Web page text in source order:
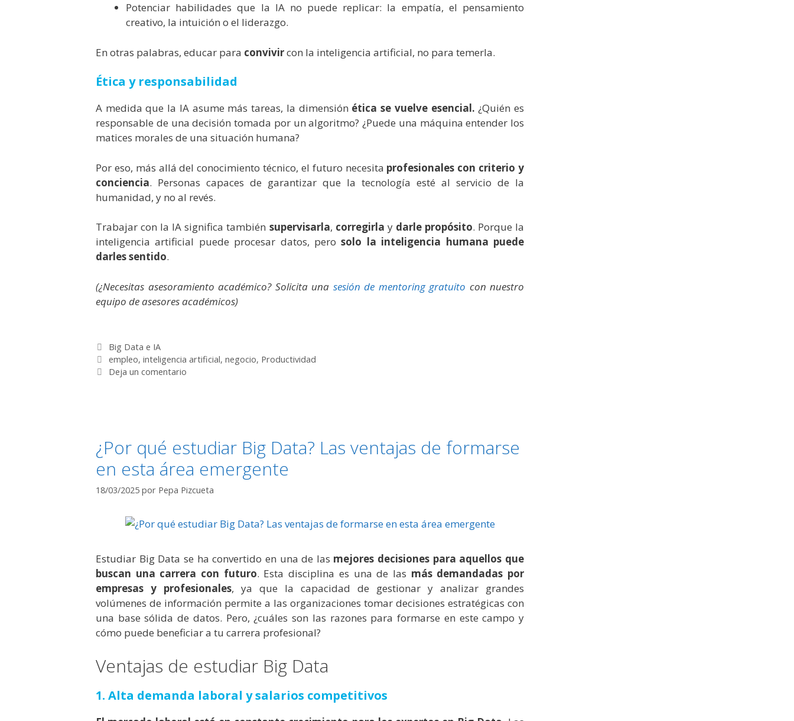
Potenciar habilidades que la IA no puede replicar: la empatía, el pensamiento
creativo, la intuición o el liderazgo.
En otras palabras, educar para convivircon la inteligencia artificial, no para temerla.
Ética y responsabilidad
A medida que la IA asume más tareas, la dimensión ética se vuelve esencial. ¿Quién es
responsable de una decisión tomada por un algoritmo? ¿Puede una máquina entender los
matices morales de una situación humana?
Por eso, más allá del conocimiento técnico, el futuro necesita profesionales con criterio y
conciencia. Personas capaces de garantizar que la tecnología esté al servicio de la
humanidad, y no al revés.
Trabajar con la IA significa también supervisarla, corregirla y darle propósito. Porque la
inteligencia artificial puede procesar datos, perosolo la inteligencia humana puede
darles sentido.
(¿Necesitas asesoramiento académico? Solicita una sesión de mentoring gratuito con nuestro
equipo de asesores académicos)
Categorías
Big Data e IA
Etiquetas
empleo, inteligencia artificial, negocio, Productividad
Deja un comentario
¿Por qué estudiar Big Data? Las ventajas de formarse
en esta área emergente
18/03/2025 por Pepa Pizcueta
Estudiar Big Data se ha convertido en una de las mejores decisiones para aquellos que
buscan una carrera con futuro. Esta disciplina es una de las más demandadas por
empresas y profesionales, ya que la capacidad de gestionar y analizar grandes
volúmenes de información permite a las organizaciones tomar decisiones estratégicas con
una base sólida de datos. Pero, ¿cuáles son las razones para formarse en este campo y
cómo puede beneficiar a tu carrera profesional?
Ventajas de estudiar Big Data
1. Alta demanda laboral y salarios competitivos